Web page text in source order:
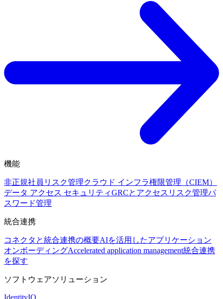
機能
非正規社員リスク管理クラウド インフラ権限管理（CIEM）
データ アクセス セキュリティGRCとアクセスリスク管理パ
スワード管理
統合連携
コネクタと統合連携の概要AIを活用したアプリケーション
オンボーディングAccelerated application management統合連携
を探す
ソフトウェアソリューション
IdentityIQ